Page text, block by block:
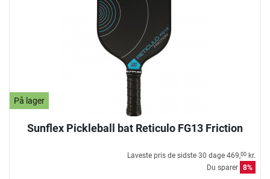
På lager
Sunflex Pickleball bat Reticulo FG13 Friction
Laveste pris de sidste 30 dage 469,00 kr.
Du sparer 8%